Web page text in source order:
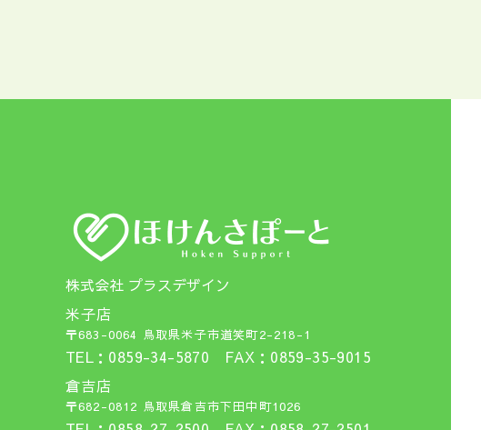
株式会社 プラスデザイン
米子店
〒683-0064 鳥取県米子市道笑町2-218-1
TEL：0859-34-5870 FAX：0859-35-9015
倉吉店
〒682-0812 鳥取県倉吉市下田中町1026